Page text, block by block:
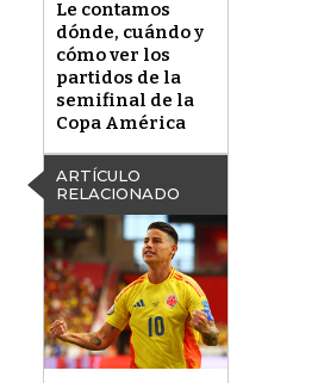
Le contamos
dónde, cuándo y
cómo ver los
partidos de la
semifinal de la
Copa América
ARTÍCULO
RELACIONADO